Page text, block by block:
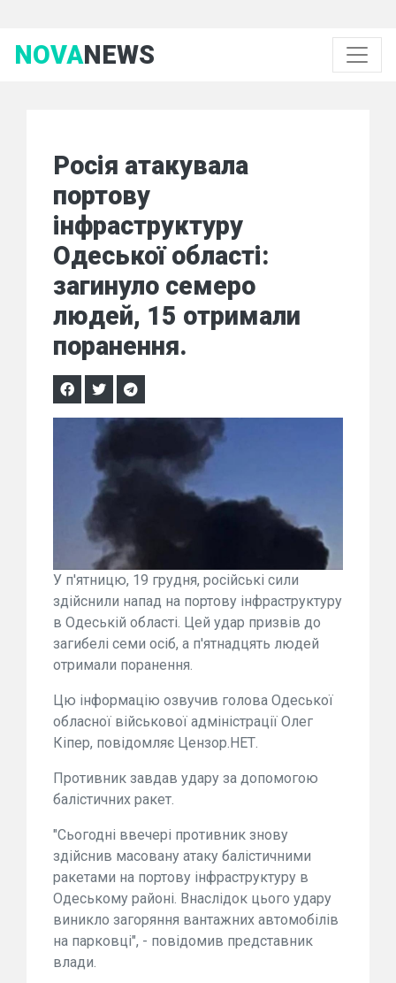
NOVANEWS
Росія атакувала
портову
інфраструктуру
Одеської області:
загинуло семеро
людей, 15 отримали
поранення.
У п'ятницю, 19 грудня, російські сили
здійснили напад на портову інфраструктуру
в Одеській області. Цей удар призвів до
загибелі семи осіб, а п'ятнадцять людей
отримали поранення.
Цю інформацію озвучив голова Одеської
обласної військової адміністрації Олег
Кіпер, повідомляє Цензор.НЕТ.
Противник завдав удару за допомогою
балістичних ракет.
"Сьогодні ввечері противник знову
здійснив масовану атаку балістичними
ракетами на портову інфраструктуру в
Одеському районі. Внаслідок цього удару
виникло загоряння вантажних автомобілів
на парковці", - повідомив представник
влади.